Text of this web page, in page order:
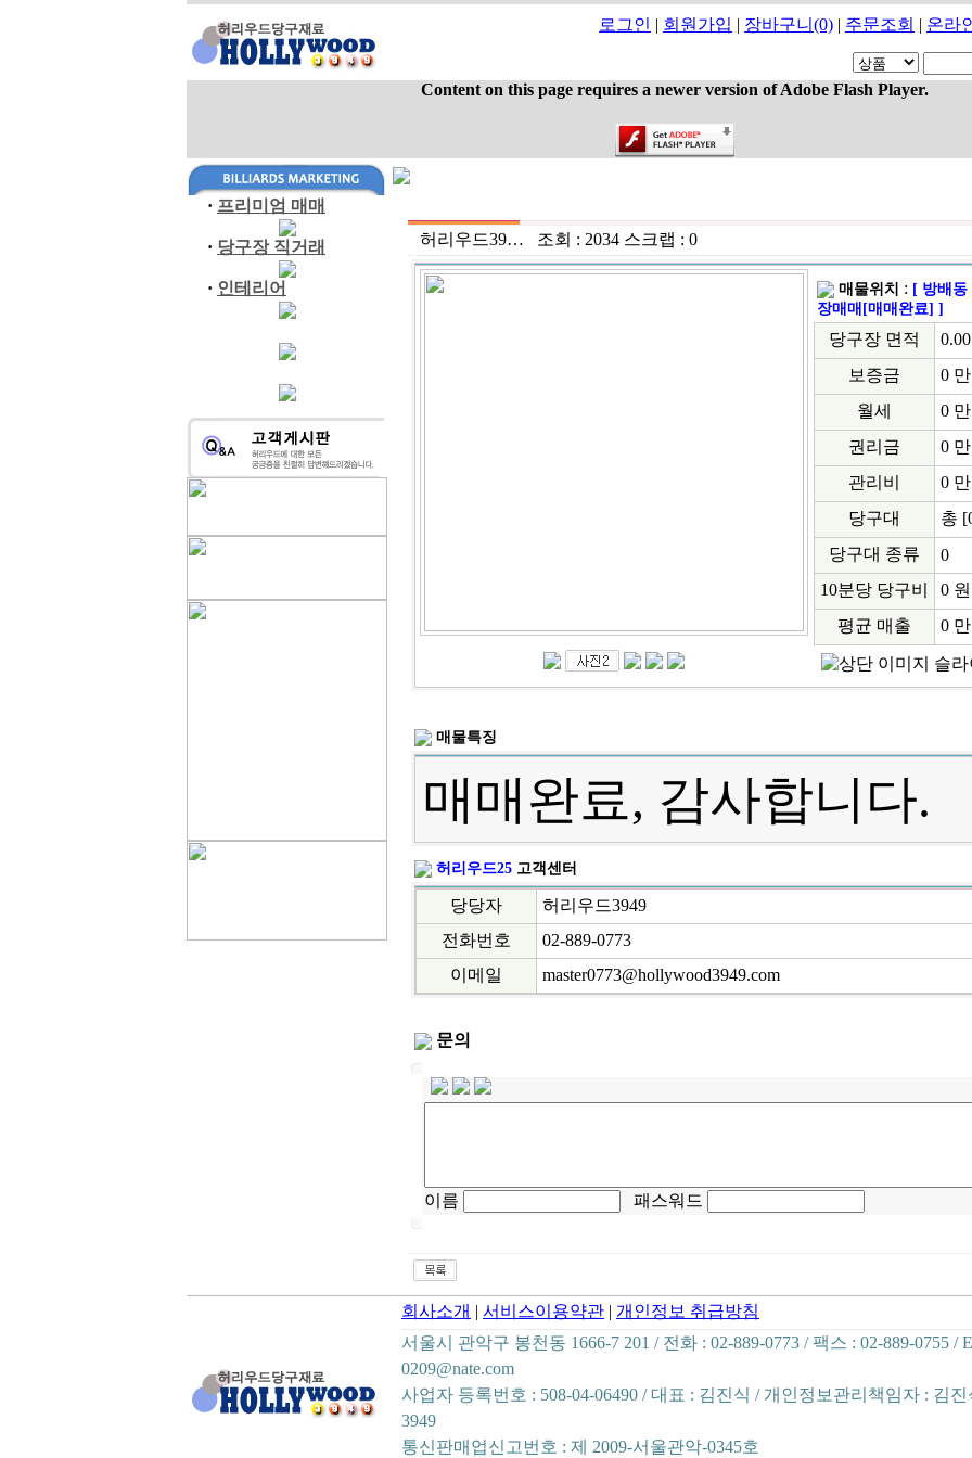
로그인 | 회원가입 | 장바구니 (0) | 주문조회 | 온라
Content on this page requires a newer version of Adobe Flash Player.
· 프리미엄 매매
· 당구장 직거래
· 인테리어
허리우드39… 조회 : 2034 스크랩 : 0
매물위치 : [ 방배동
장매매[매매완료] ]
당구장 면적
보증금
0
월세
0
권리금
0
관리비
0
당구대
총
당구대 종류
0
10분당 당구비
0 원
평균 매출
0
매물특징
매매완료, 감사합니다.
허리우드25 고객센터
당당자
허리우드3949
전화번호
02-889-0773
이메일
master0773@hollywood3949.com
문의
이름 패스워드
회사소개 | 서비스이용약관 | 개인정보 취급방침
서울시 관악구 봉천동 1666-7 201 / 전화 : 02-889-0773 / 팩스 : 02-889-0755 /
0209@nate.com
사업자 등록번호 : 508-04-06490 / 대표 : 김진식 / 개인정보관리책임자 : 김
3949
통신판매업신고번호 : 제 2009-서울관악-0345호